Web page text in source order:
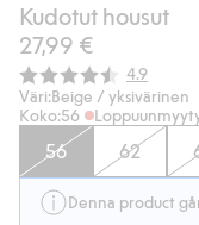
Kudotut housut
27,99 €
4.9
Väri:Beige / yksivärinen
Koko:56
56 62
Denna product